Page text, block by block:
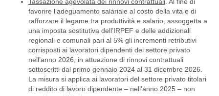
favorire l’adeguamento salariale al costo della vita e di
rafforzare il legame tra produttività e salario, assoggetta a
una imposta sostitutiva dell’IRPEF e delle addizionali
regionali e comunali pari al 5% gli incrementi retributivi
corrisposti ai lavoratori dipendenti del settore privato
nell’anno 2026, in attuazione di rinnovi contrattuali
sottoscritti dal primo gennaio 2024 al 31 dicembre 2026.
La misura si applica ai lavoratori del settore privato titolari
di reddito di lavoro dipendente – nell’anno 2025 – non